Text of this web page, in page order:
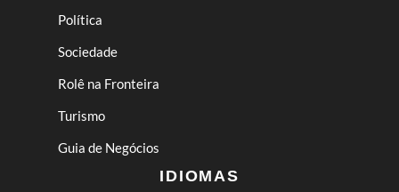
Política
Sociedade
Rolê na Fronteira
Turismo
Guia de Negócios
IDIOMAS